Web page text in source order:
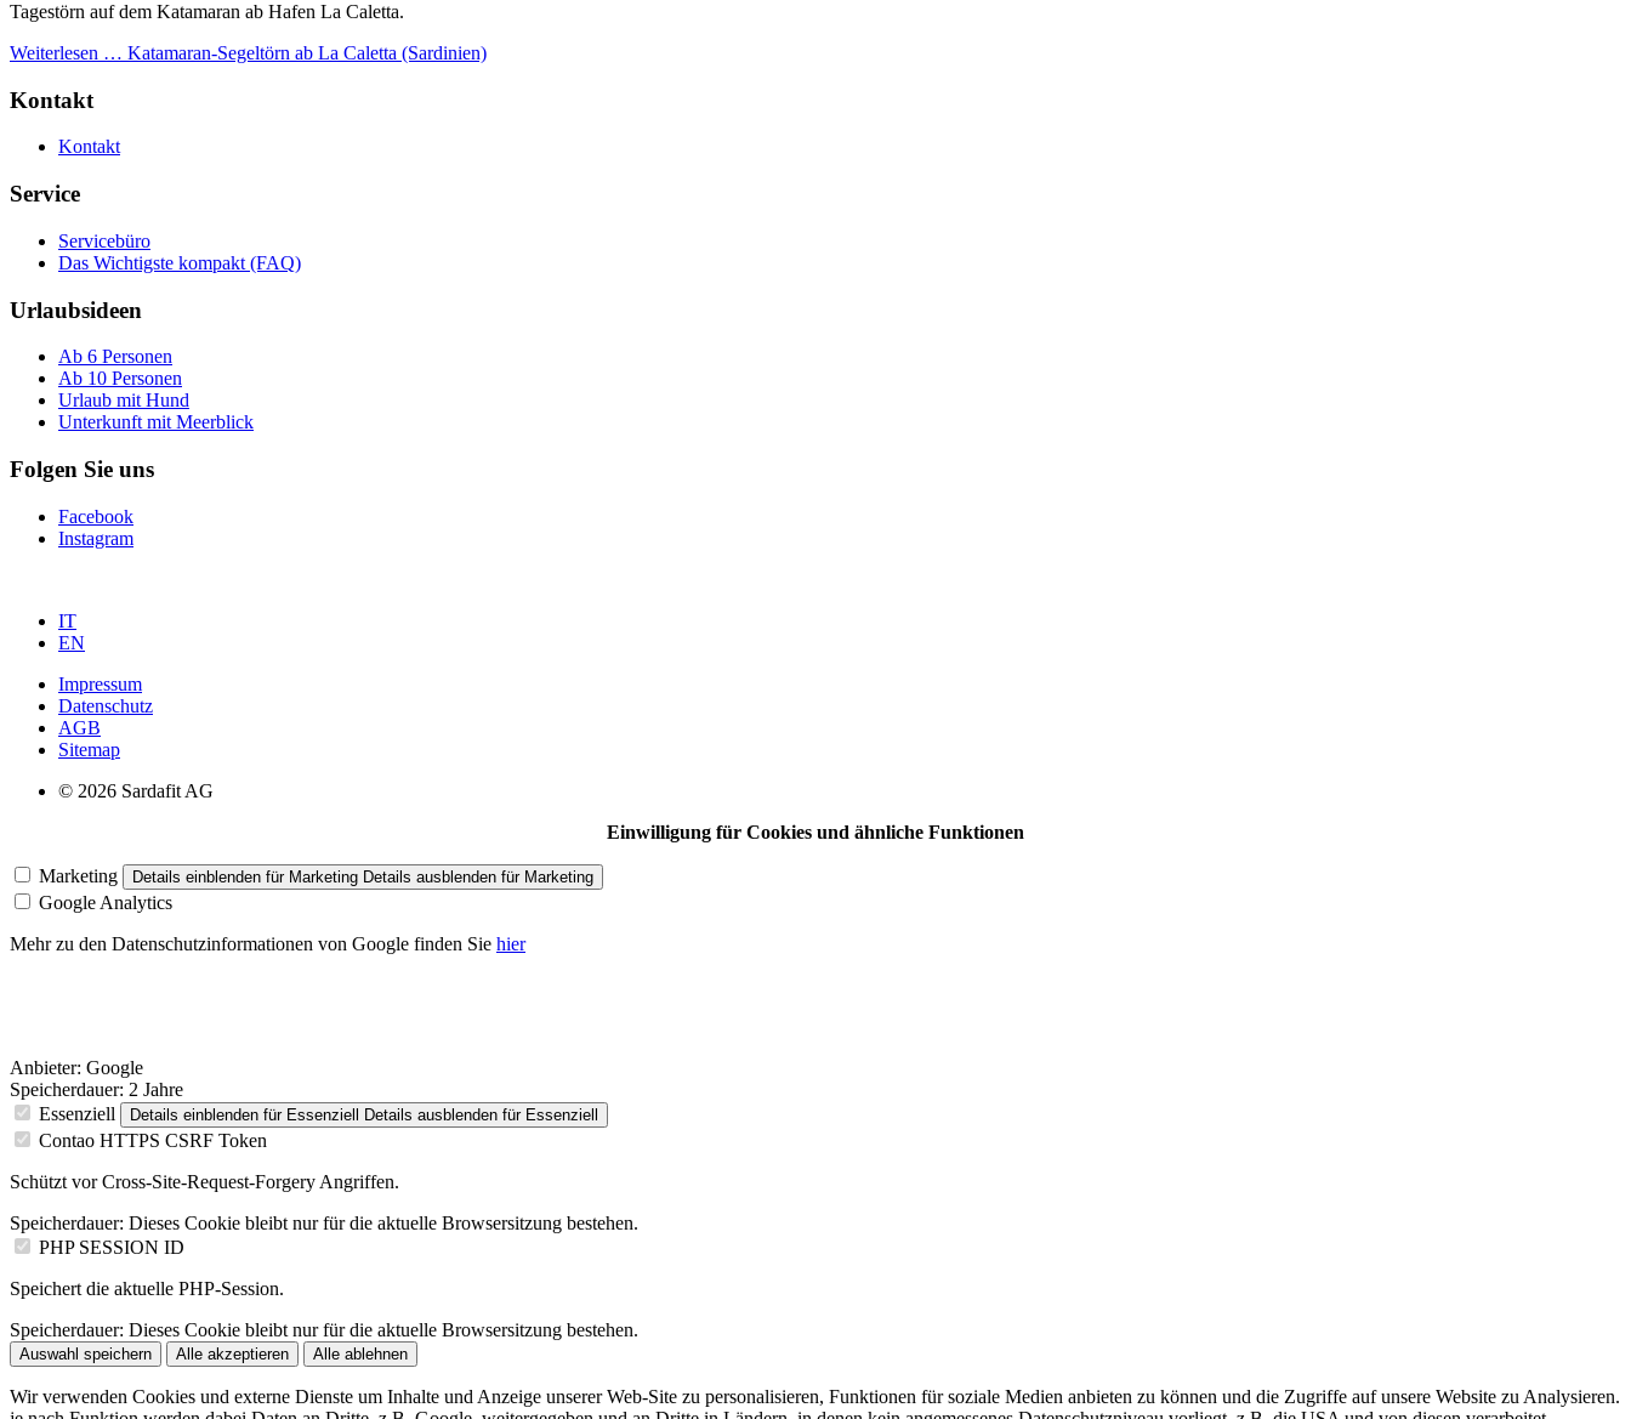
Tagestörn auf dem Katamaran ab Hafen La Caletta.
Weiterlesen … Katamaran-Segeltörn ab La Caletta (Sardinien)
Kontakt
Kontakt
Service
Servicebüro
Das Wichtigste kompakt (FAQ)
Urlaubsideen
Ab 6 Personen
Ab 10 Personen
Urlaub mit Hund
Unterkunft mit Meerblick
Folgen Sie uns
Facebook
Instagram
IT
EN
Impressum
Datenschutz
AGB
Sitemap
© 2026 Sardafit AG
Einwilligung für Cookies und ähnliche Funktionen
Marketing Details einblenden für Marketing Details ausblenden für Marketing
Google Analytics
Mehr zu den Datenschutzinformationen von Google finden Sie hier
Anbieter: Google
Speicherdauer: 2 Jahre
Essenziell
Details einblenden für Essenziell Details ausblenden für Essenziell
Contao HTTPS CSRF Token
Schützt vor Cross-Site-Request-Forgery Angriffen.
Speicherdauer: Dieses Cookie bleibt nur für die aktuelle Browsersitzung bestehen.
PHP SESSION ID
Speichert die aktuelle PHP-Session.
Speicherdauer: Dieses Cookie bleibt nur für die aktuelle Browsersitzung bestehen.
Auswahl speichern Alle akzeptieren Alle ablehnen
Wir verwenden Cookies und externe Dienste um Inhalte und Anzeige unserer Web-Site zu personalisieren, Funktionen für soziale Medien anbieten zu können und die Zugriffe auf unsere Website zu Analysieren.